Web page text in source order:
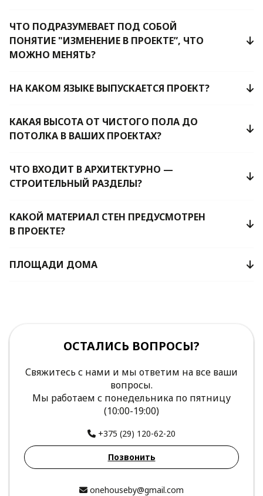
ЧТО ПОДРАЗУМЕВАЕТ ПОД СОБОЙ
ПОНЯТИЕ "ИЗМЕНЕНИЕ В ПРОЕКТЕ”, ЧТО
МОЖНО МЕНЯТЬ?
НА КАКОМ ЯЗЫКЕ ВЫПУСКАЕТСЯ ПРОЕКТ?
КАКАЯ ВЫСОТА ОТ ЧИСТОГО ПОЛА ДО
ПОТОЛКА В ВАШИХ ПРОЕКТАХ?
ЧТО ВХОДИТ В АРХИТЕКТУРНО —
СТРОИТЕЛЬНЫЙ РАЗДЕЛЫ?
КАКОЙ МАТЕРИАЛ СТЕН ПРЕДУСМОТРЕН
В ПРОЕКТЕ?
ПЛОЩАДИ ДОМА
ОСТАЛИСЬ ВОПРОСЫ?
Свяжитесь с нами и мы ответим на все ваши
вопросы.
Мы работаем с понедельника по пятницу
(10:00-19:00)
+375 (29) 120-62-20
Позвонить
onehouseby@gmail.com